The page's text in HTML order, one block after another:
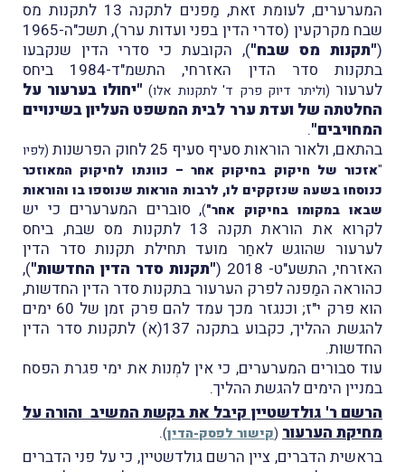
המערערים, לעומת זאת, מַפנים לתקנה 13 לתקנות מס
שבח מקרקעין (סדרי הדין בפני ועדות ערר), תשכ"ה-1965
("תקנות מס שבח"), הקובעת כי סדרי הדין שנקבעו
בתקנות סדר הדין האזרחי, התשמ"ד-1984 ביחס
לערעור (וליתר דיוק פרק ד' לתקנות אלו) "יחולו בערעור על
החלטתה של ועדת ערר לבית המשפט העליון בשינויים
המחויבים".
בהתאם, ולאור הוראות סעיף סעיף 25 לחוק הפרשנות
(לפיו
"אזכור של חיקוק בחיקוק אחר – כוונתו לחיקוק המאוזכר
כנוסחו בשעה שנזקקים לו, לרבות הוראות שנוספו בו והוראות
שבאו במקומו בחיקוק אחר"), סוברים המערערים כי יש
לקרוא את הוראת תקנה 13 לתקנות מס שבח, ביחס
לערעור שהוגש לאחַר מועד תחילת תקנות סדר הדין
האזרחי, התשע"ט- 2018 (
"תקנות סדר הדין החדשות"),
כהוראה המַפנה לפרק הערעור בתקנות סדר הדין החדשות,
הוא פרק י"ז; וכנגזר מכך עמד להם פרק זמן של 60 ימים
להגשת ההליך, כקבוע בתקנה 137(א) לתקנות סדר הדין
החדשות.
עוד סבורים המערערים, כי אין למְנות את ימי פגרת הפסח
במניין הימים להגשת ההליך.
הרשם ר' גולדשטיין קיבל את בקשת המשיב והורה על
מחיקת הערעור (קישור לפסק-הדין)
.
בראשית הדברים, ציין הרשם גולדשטיין, כי על פני הדברים